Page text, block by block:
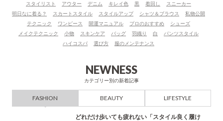
ワ
ー
ド
で
スタイリスト アウター デニム キレイ色 黒 着回し
スニーカー
明日なに着る？
スカートスタイル スタイルアップ シャツ＆ブラウス
私物公開
テクニック
ワンピース 開運マニュアル プロのおすすめ
シューズ
メイクテクニック
小物 スキンケア バッグ 羽織り 白
パンツスタイル
ハイコスパ
選び方 服のメンテナンス
NEWNESS
カテゴリー別の新着記事
FASHION BEAUTY LIFESTYLE
どれだけ歩いても疲れない「スタイル良く履け